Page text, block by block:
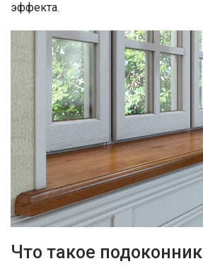
эффекта.
Что такое подоконник